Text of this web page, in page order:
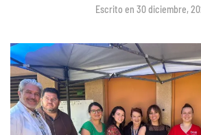
Escrito en 30 diciembre,